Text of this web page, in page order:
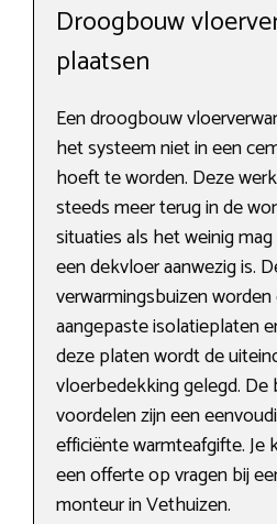
Droogbouw
plaatsen
Een droogbouw
het systeem niet in een
hoeft te worden. Deze
steeds meer terug in de
situaties als het weinig
een dekvloer aanwezig is.
verwarmingsbuizen
aangepaste isolatieplaten
deze platen wordt de
vloerbedekking gelegd. De
voordelen zijn een
efficiënte warmteafgifte. Je
een offerte op vragen bij
monteur in Vethuizen.